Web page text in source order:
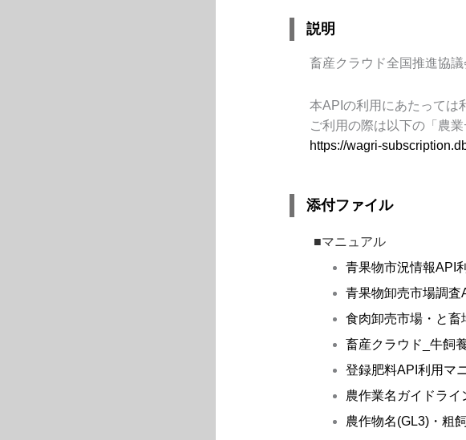
説明
畜産クラウド全国推進協
本API の利用にあたっては
ご利用の際は以下の「農
https://wagri-
添付ファイル
■マニュアル
青果物市況情報API
青果物卸売市場調査
食肉卸売市場・と
畜産クラウド_牛飼
登録肥料API利用マ
農作業名ガイドラ
農作物名(GL3)・粗